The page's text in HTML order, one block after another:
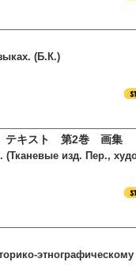
(Б.К.)
キスト 第2巻 画集 （
(Тканевые изд. Пер.,
этнографическому